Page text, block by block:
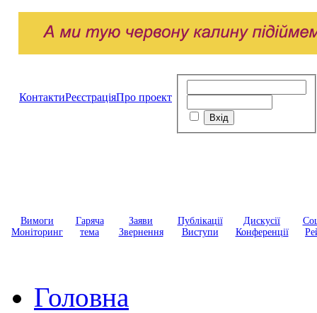
КонтактиРеєстраціяПро проект
Вимоги
Моніторинг
Гаряча
тема
Заяви
Звернення
Публікації
Виступи
Дискусії
Конференції
Головна